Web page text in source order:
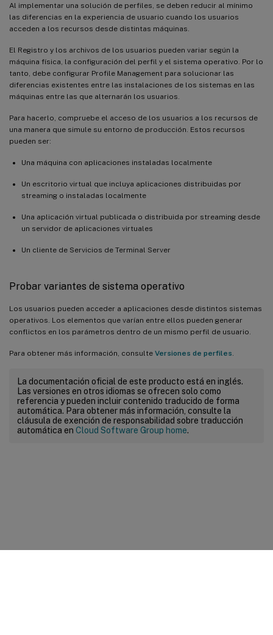
Al implementar una solución de perfiles, se deben reducir al mínimo
las diferencias en la experiencia de usuario cuando los usuarios
acceden a los recursos desde distintas máquinas.
El Registro y los archivos de los usuarios pueden variar según la
máquina física, la configuración del perfil y el sistema operativo. Por lo
tanto, debe configurar Profile Management para solucionar las
diferencias existentes entre las instalaciones de los sistemas en las
máquinas entre las que alternarán los usuarios.
Para hacerlo, compruebe el acceso de los usuarios a los recursos de
una manera que simule su entorno de producción. Estos recursos
pueden ser:
Una máquina con aplicaciones instaladas localmente
Un escritorio virtual que incluya aplicaciones distribuidas por
streaming o instaladas localmente
Una aplicación virtual publicada o distribuida por streaming desde
un servidor de aplicaciones virtuales
Un cliente de Servicios de Terminal Server
Probar variantes de sistema operativo
Los usuarios pueden acceder a aplicaciones desde distintos sistemas
operativos. Los elementos que varían entre ellos pueden generar
conflictos en los parámetros dentro de un mismo perfil de usuario.
Para obtener más información, consulte Versiones de perfiles
La documentación oficial de este producto está en inglés.
Las versiones en otros idiomas se ofrecen solo como
referencia y pueden incluir contenido traducido de forma
automática. Para obtener más información, consulte la
cláusula de exención de responsabilidad sobre traducción
automática en Cloud Software Group home.